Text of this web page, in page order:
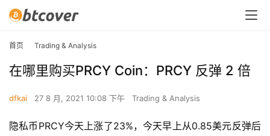
首页 Trading & Analysis
在哪里购买PRCY Coin：PRCY 反弹 2 倍
dfkai 27 8 月, 2021 10:08 下午 Trading & Analysis
隐私币PRCY今天上涨了23%，今天早上从0.85美元反弹后